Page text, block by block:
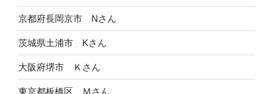
京都府長岡京市 Nさん
茨城県土浦市 Kさん
大阪府堺市 Ｋさん
東京都板橋区 Ｍさん